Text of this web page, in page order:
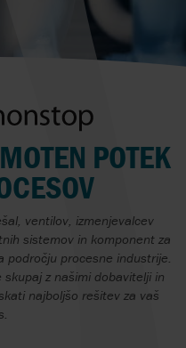
POTEK
ventilov, izmenjevalcev
sistemov in komponent za
področju procesne industrije.
z našimi dobavitelji in
najboljšo rešitev za vaš